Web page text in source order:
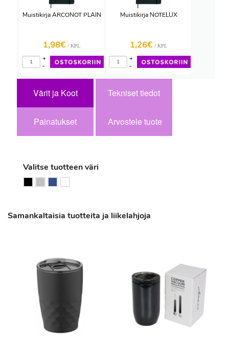
Muistikirja ARCONOT PLAIN
1,98€ / KPL
-
+
Muistikirja NOTELUX
1,26€ / KPL
-
+
Värit ja Koot Tekniset tiedot
Painatukset Arvostele tuote
Valitse tuotteen väri
Samankaltaisia tuotteita ja liikelahjoja